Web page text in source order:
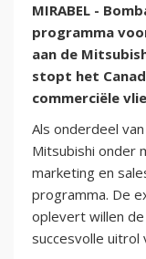
MIRABEL -
programma
aan de
stopt het
commerciële
Als onderdeel
Mitsubishi onder
marketing en
programma. De
oplevert willen
succesvolle uitrol